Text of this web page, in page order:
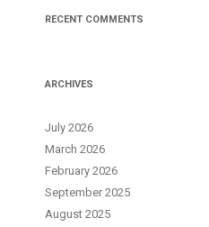
RECENT COMMENTS
ARCHIVES
July 2026
March 2026
February 2026
September 2025
August 2025